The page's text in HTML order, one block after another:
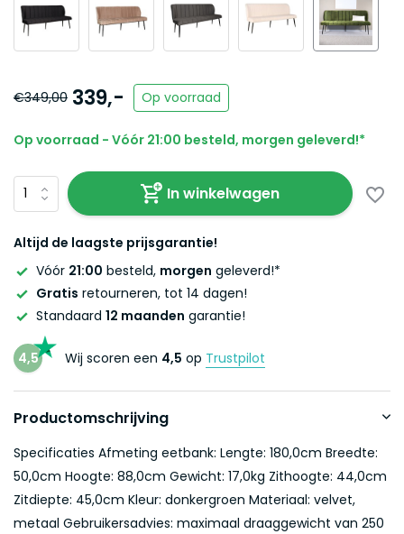
€349,00 339,- Op voorraad
Op voorraad - Vóór 21:00 besteld, morgen geleverd!*
In winkelwagen
Altijd de laagste prijsgarantie!
Vóór 21:00 besteld, morgen geleverd!*
Gratis retourneren, tot 14 dagen!
Standaard 12 maanden garantie!
4,5 Wij scoren een 4,5 op Trustpilot
Productomschrijving
Specificaties Afmeting eetbank: Lengte: 180,0cm Breedte:
50,0cm Hoogte: 88,0cm Gewicht: 17,0kg Zithoogte: 44,0cm
Zitdiepte: 45,0cm Kleur: donkergroen Materiaal: velvet,
metaal Gebruikersadvies: maximaal draaggewicht van 250